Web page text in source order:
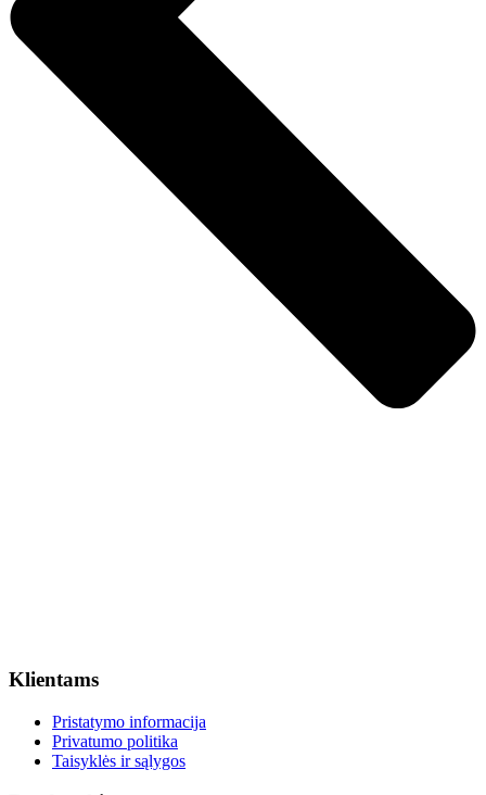
Klientams
Pristatymo informacija
Privatumo politika
Taisyklės ir sąlygos